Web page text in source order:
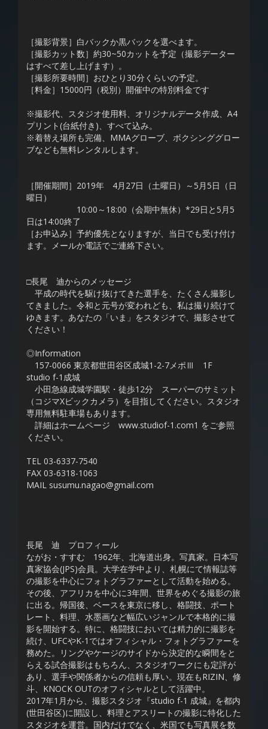
［撮影背景］白バックか黒バックを選べます。
［撮影カット数］約30~50カットを予定（撮影データー
はすべて差し上げます）。
［撮影所要時間］おひとり30分くらいの予定。
［料金］15000円（税別）開催中の特別料金です
※撮影代、スタジオ使用料、オリジナルデータ作成、A4
プリント(台紙付き)、すべて込み。
※着替え場所も完備、MMAグローブ、ボクシンググロー
ブなども無料レンタルします。
［開催期間］2019年 4月27日（土曜日）～5月5日（日
曜日）
10:00～18:00（会期中無休）*29日と5月5
日は14:00終了
［お申込み］予約優先となりますが、当日でも受け付け
ます。メールか電話でご連絡下さい。
□長尾 迪からのメッセージ
平成の時代を駆け抜けてきた選手を、たくさん撮影し
てきました。令和と元号が変われども、私は撮り続けて
ゆきます。あなたの「いま」をスタジオで、撮影させて
ください！
◎Information
157-0066 東京都世田谷区成城1-2-7メポⅢ 1F
studio f-1成城
小田急線成城学園駅・徒歩12分 スーパーのサミット
（コジマXビックカメラ）を目指してください。スタジオ
専用無料駐車場もあります。
詳細はホームページ www.studiof-1.com1 をご参照
ください。
TEL 03-6337-7540
FAX 03-6318-1063
MAIL susumu.nagao@gmail.com
長尾 迪 プロフィール
ながお・すすむ 1962年、北海道出身。写真家。日本写
真家協会(JPS)会員。大学在学中より、札幌にて情報誌等
の撮影を中心にフォトグラファーとして活動を始める。
その後、アフリカを中心に3年間、世界をめぐる撮影の旅
に出る。帰国後、ベースを東京に移し、格闘技、ポート
レート、料理、水墨画など幅広いジャンルで本格的に撮
影を開始する。特に、格闘技においては精力的に撮影を
続け、UFCやK-1ではオフィシャル・フォトグラファーを
務めた。リングやケージのサイドから決定的な瞬間をと
らえる試合撮影はもちろん、スタジオワークにも定評が
あり、選手や関係者からの信頼も厚い。現在もRIZIN、修
斗、KNOCK OUTのオフィシャルとして活躍中。
2017年1月から、撮影スタジオ『studio f-1 成城』を都内
(世田谷区)に開設し、料理とアスリートの撮影に特化した
スタジオを運営。国内だけでなく、米国でも写真展を数